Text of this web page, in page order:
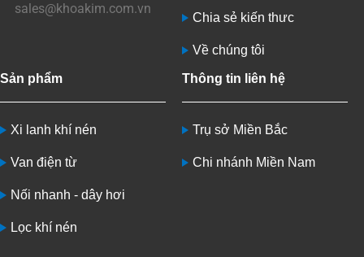
sales@khoakim.com.vn
Chia sẻ kiến thưc
Về chúng tôi
Sản phẩm
Xi lanh khí nén
Van điện từ
Nối nhanh - dây hơi
Lọc khí nén
Thông tin liên hệ
Trụ sở Miền Bắc
Chi nhánh Miền Nam